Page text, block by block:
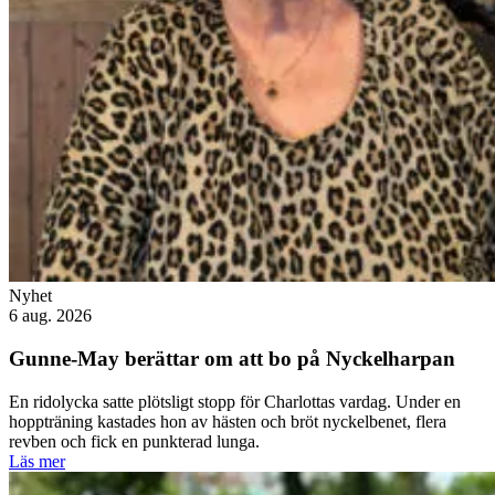
Nyhet
6 aug. 2026
Gunne-May berättar om att bo på Nyckelharpan
En ridolycka satte plötsligt stopp för Charlottas vardag. Under en
hoppträning kastades hon av hästen och bröt nyckelbenet, flera
revben och fick en punkterad lunga.
Läs mer